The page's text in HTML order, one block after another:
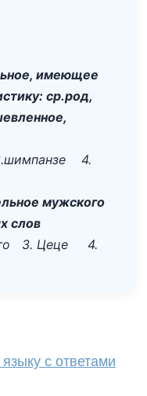
имеющее
: ср.род,
4.
мужского
слов
3. Цеце 4.
с ответами